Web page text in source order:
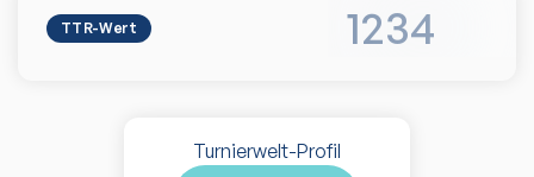
TTR-Wert 1234
Turnierwelt-Profil